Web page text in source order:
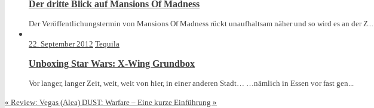
Der dritte Blick auf Mansions Of Madness
Der Veröffentlichungstermin von Mansions Of Madness rückt unaufhaltsam näher und so wird es an der Z...
22. September 2012 Tequila
Unboxing Star Wars: X-Wing Grundbox
Vor langer, langer Zeit, weit, weit von hier, in einer anderen Stadt… …nämlich in Essen vor fast gen...
« Review: Vegas (Alea) DUST: Warfare – Eine kurze Einführung »